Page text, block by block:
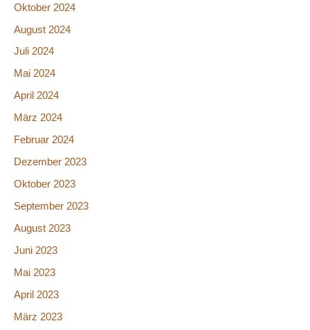
Oktober 2024
August 2024
Juli 2024
Mai 2024
April 2024
März 2024
Februar 2024
Dezember 2023
Oktober 2023
September 2023
August 2023
Juni 2023
Mai 2023
April 2023
März 2023